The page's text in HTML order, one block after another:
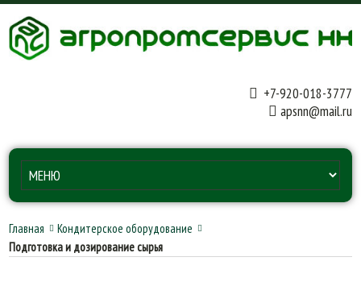
+7-920-018-3777
apsnn@mail.ru
Главная
Кондитерское оборудование
Подготовка и дозирование сырья